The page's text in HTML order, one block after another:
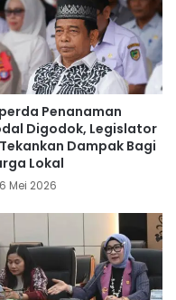
Penanaman
Digodok, Legislator
Dampak Bagi
Lokal
Mei 2026